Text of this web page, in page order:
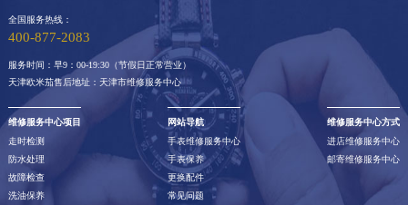
全国服务热线：
400-877-2083
服务时间：早9：00-19:30（节假日正常营业）
天津欧米茄售后地址：天津市维修服务中心
维修服务中心项目
走时检测
防水处理
故障检查
洗油保养
网站导航
手表维修服务中心
手表保养
更换配件
常见问题
维修服务中心方式
进店维修服务中心
邮寄维修服务中心